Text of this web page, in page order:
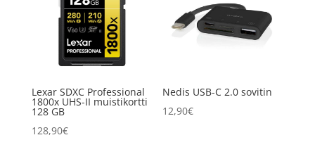
Lexar SDXC Professional
1800x UHS-II muistikortti
128 GB
128,90€
Nedis USB-C 2.0 sovitin
12,90€